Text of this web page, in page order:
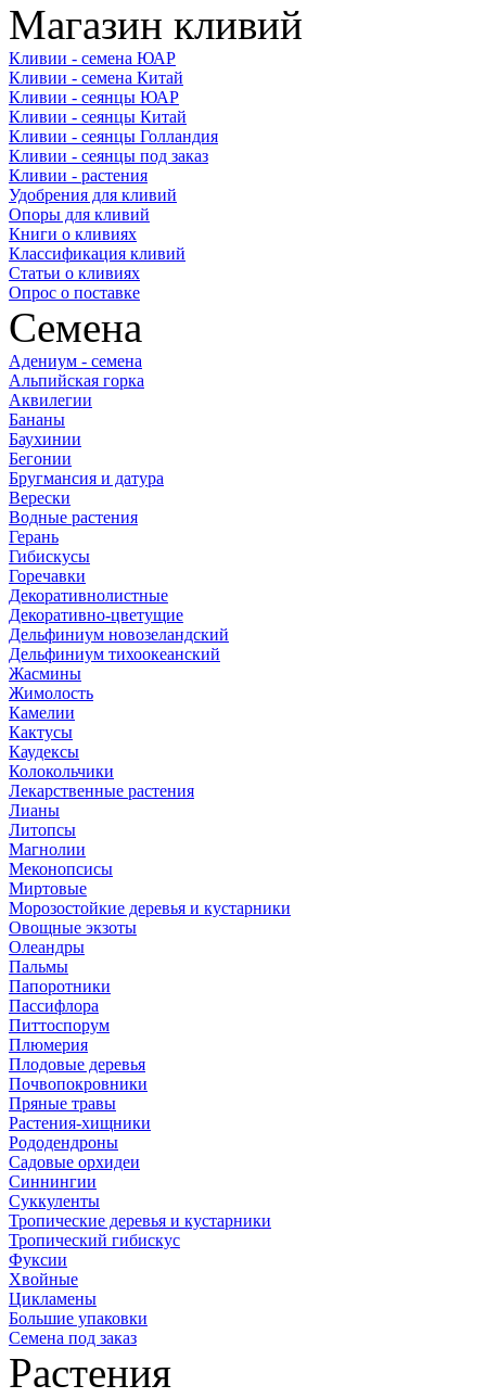
Магазин кливий
Кливии - семена ЮАР
Кливии - семена Китай
Кливии - сеянцы ЮАР
Кливии - сеянцы Китай
Кливии - сеянцы Голландия
Кливии - сеянцы под заказ
Кливии - растения
Удобрения для кливий
Опоры для кливий
Книги о кливиях
Классификация кливий
Статьи о кливиях
Опрос о поставке
Семена
Адениум - семена
Альпийская горка
Аквилегии
Бананы
Баухинии
Бегонии
Бругмансия и датура
Верески
Водные растения
Герань
Гибискусы
Горечавки
Декоративнолистные
Декоративно-цветущие
Дельфиниум новозеландский
Дельфиниум тихоокеанский
Жасмины
Жимолость
Камелии
Кактусы
Каудексы
Колокольчики
Лекарственные растения
Лианы
Литопсы
Магнолии
Меконопсисы
Миртовые
Морозостойкие деревья и кустарники
Овощные экзоты
Олеандры
Пальмы
Папоротники
Пассифлора
Питтоспорум
Плюмерия
Плодовые деревья
Почвопокровники
Пряные травы
Растения-хищники
Рододендроны
Садовые орхидеи
Синнингии
Суккуленты
Тропические деревья и кустарники
Тропический гибискус
Фуксии
Хвойные
Цикламены
Большие упаковки
Семена под заказ
Растения